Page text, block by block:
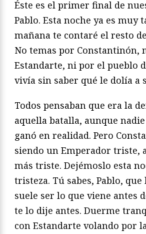
Éste es el primer final de
Pablo. Esta noche ya es muy
mañana te contaré el resto
No temas por Constantinón,
Estandarte, ni por el pueblo
vivía sin saber qué le dolía a
Todos pensaban que era la
aquella batalla, aunque
ganó en realidad. Pero
siendo un Emperador triste,
más triste. Dejémoslo esta
tristeza. Tú sabes, Pablo,
suele ser lo que viene antes
te lo dije antes. Duerme
con Estandarte volando por